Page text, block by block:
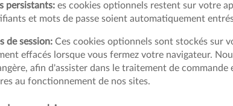
persistants: es cookies optionnels restent sur votre
et mots de passe soient automatiquement
de session: Ces cookies optionnels sont stockés sur
effacés lorsque vous fermez votre navigateur.
afin d'assister dans le traitement de
au fonctionnement de nos sites.